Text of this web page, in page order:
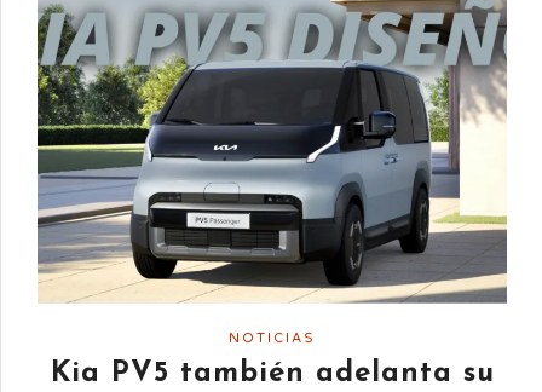
NOTICIAS
Kia PV5 también adelanta su